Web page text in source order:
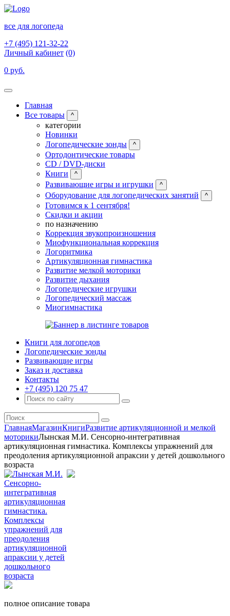
все для логопеда
+7 (495) 121-32-22
Личный кабинет (0)
0 руб.
Главная
Все товары
^
категории
Новинки
Логопедические зонды
^
Ортодонтические товары
CD / DVD-диски
Книги
^
Развивающие игры и игрушки ^
Оборудование для логопедических занятий ^
Готовимся к 1 сентября!
Скидки и акции
по назначению
Коррекция звукопроизношения
Миофункциональная коррекция
Логоритмика
Артикуляционная гимнастика
Развитие мелкой моторики
Развитие дыхания
Логопедические игрушки
Логопедический массаж
Миогимнастика
Книги для логопедов
Логопедические зонды
Развивающие игры
Заказ и доставка
Контакты
+7 (495) 120 75 47
ГлавнаяМагазинКнигиРазвитие артикуляционной и мелкой
моторикиЛынская М.И. Сенсорно-интегративная
артикуляционная гимнастика. Комплексы упражнений для
преодоления артикуляционной апраксии у детей дошкольного
возраста
полное описание товара